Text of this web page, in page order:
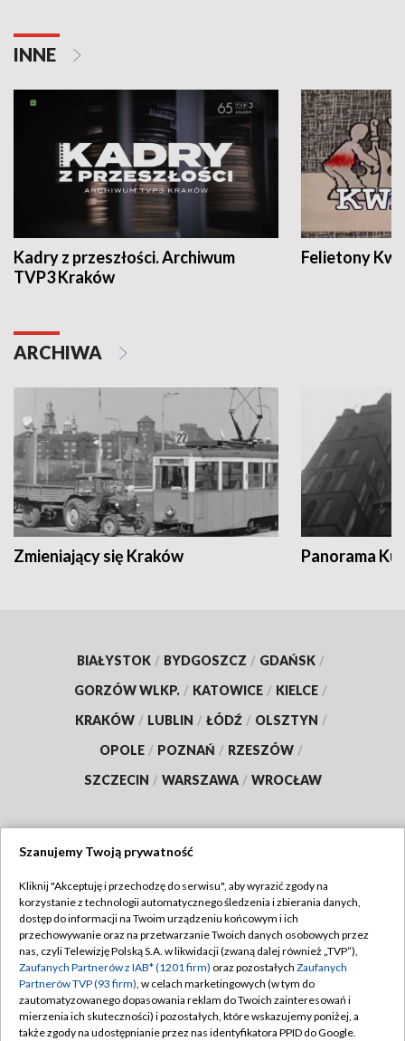
INNE
Kadry z przeszłości. Archiwum
TVP3 Kraków
Felietony
ARCHIWA
Zmieniający się Kraków Panorama
BIAŁYSTOK / BYDGOSZCZ / GDAŃSK /
GORZÓW WLKP. / KATOWICE / KIELCE /
KRAKÓW / LUBLIN / ŁÓDŹ / OLSZTYN /
OPOLE / POZNAŃ / RZESZÓW /
SZCZECIN / WARSZAWA / WROCŁAW
TVP
Abonament TVP
Emisja w TVP
Centrum informacji TVP
Naziemna Telewizja Cyfrowa
Regulamin TVP
Polityka prywatności
Moje zgody
Pomoc
Szanujemy Twoją prywatność
Kliknij "Akceptuję i przechodzę do serwisu", aby wyrazić zgody na
korzystanie z technologii automatycznego śledzenia i zbierania danych,
dostęp do informacji na Twoim urządzeniu końcowym i ich
przechowywanie oraz na przetwarzanie Twoich danych osobowych przez
nas, czyli Telewizję Polską S.A. w likwidacji (zwaną dalej również „TVP”),
Zaufanych Partnerów z IAB* (1201 firm) oraz pozostałych Zaufanych
Partnerów TVP (93 firm), w celach marketingowych (w tym do
zautomatyzowanego dopasowania reklam do Twoich zainteresowań i
mierzenia ich skuteczności) i pozostałych, które wskazujemy poniżej, a
także zgody na udostępnianie przez nas identyfikatora PPID do Google.